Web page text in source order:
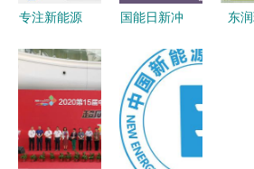
昊憾杭州分
专注新能源
阳光电源在
光伏大赛道
上的崛起
国能日新冲
IPO 募资
3.45亿元，
深耕新能源
信息技术服
东